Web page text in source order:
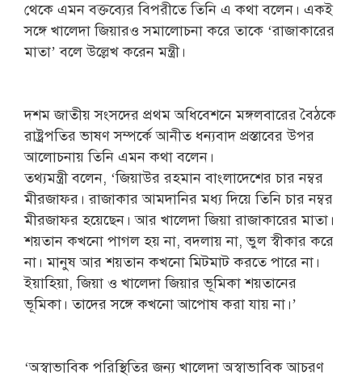
থেকে এমন বক্তব্যের বিপরীতে তিনি এ কথা বলেন। একই
সঙ্গে খালেদা জিয়ারও সমালোচনা করে তাকে ‘রাজাকারের
মাতা’ বলে উল্লেখ করেন মন্ত্রী।
দশম জাতীয় সংসদের প্রথম অধিবেশনে মঙ্গলবারের বৈঠকে
রাষ্ট্রপতির ভাষণ সম্পর্কে আনীত ধন্যবাদ প্রস্তাবের উপর
আলোচনায় তিনি এমন কথা বলেন।
তথ্যমন্ত্রী বলেন, ‘জিয়াউর রহমান বাংলাদেশের চার নম্বর
মীরজাফর। রাজাকার আমদানির মধ্য দিয়ে তিনি চার নম্বর
মীরজাফর হয়েছেন। আর খালেদা জিয়া রাজাকারের মাতা।
শয়তান কখনো পাগল হয় না, বদলায় না, ভুল স্বীকার করে
না। মানুষ আর শয়তান কখনো মিটমাট করতে পারে না।
ইয়াহিয়া, জিয়া ও খালেদা জিয়ার ভূমিকা শয়তানের
ভূমিকা। তাদের সঙ্গে কখনো আপোষ করা যায় না।’
‘অস্বাভাবিক পরিস্থিতির জন্য খালেদা অস্বাভাবিক আচরণ